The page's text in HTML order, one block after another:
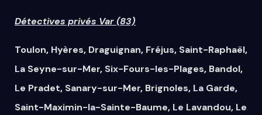
Détectives privés Var (83)
Toulon, Hyères, Draguignan, Fréjus, Saint-Raphaël,
La Seyne-sur-Mer, Six-Fours-les-Plages, Bandol,
Le Pradet, Sanary-sur-Mer, Brignoles, La Garde,
Saint-Maximin-la-Sainte-Baume, Le Lavandou, Le